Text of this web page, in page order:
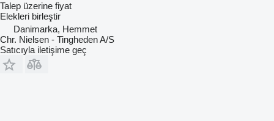
Talep üzerine fiyat
Elekleri birleştir
Danimarka, Hemmet
Chr. Nielsen - Tingheden A/S
Satıcıyla iletişime geç